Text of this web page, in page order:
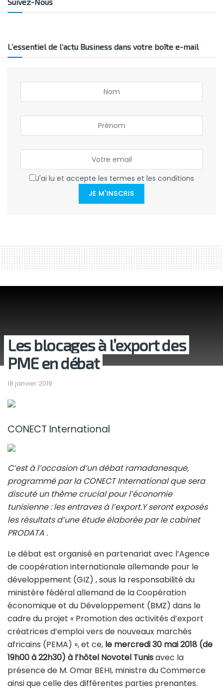
L’essentiel de l’actu Business dans votre boîte e-mail
J'ai lu et accepte les termes et les conditions
JE M'INSCRIS
Les blocages à l’export des
PME en débat
18 janvier 2019
CONECT International
C’est à l’occasion d’un débat ramadanesque,
programmé par la CONECT International que sera
discuté un thème crucial pour l’économie
tunisienne : les entraves à l’export.Y seront exposés
les résultats d’une étude élaborée par le cabinet
PRODATA .
Le débat est organisé en partenariat avec l’Agence
de coopération internationale allemande pour le
développement (GIZ) , sous la responsabilité du
ministère fédéral allemand de la Coopération
économique et du Développement (BMZ) dans le
cadre du projet « Promotion des activités d’export
créatrices d’emploi vers de nouveaux marchés
africains (PEMA) », et ce, le mercredi 30 mai 2018 (de
19h00 à 22h30) à l’hôtel Novotel Tunisavec la
présence de M. Omar BEHI, ministre du Commerce
ainsi que celle des différentes parties prenantes.